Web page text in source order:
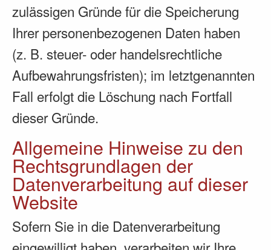
zulässigen Gründe für die Speicherung
Ihrer personenbezogenen Daten haben
(z. B. steuer- oder handelsrechtliche
Aufbewahrungsfristen); im letztgenannten
Fall erfolgt die Löschung nach Fortfall
dieser Gründe.
Allgemeine Hinweise zu den
Rechtsgrundlagen der
Datenverarbeitung auf dieser
Website
Sofern Sie in die Datenverarbeitung